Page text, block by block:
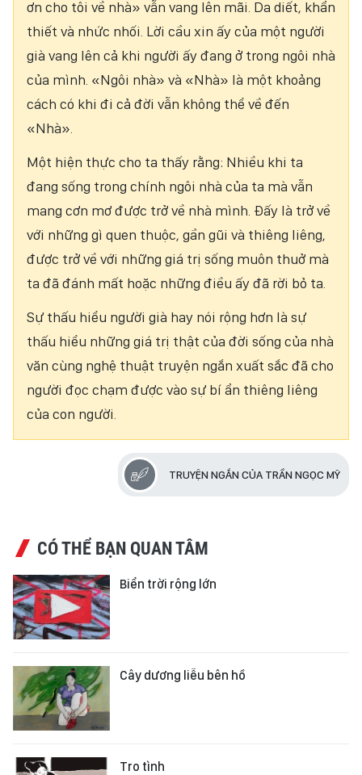
ơn cho tôi về nhà» vẫn vang lên mãi. Da diết, khẩn
thiết và nhức nhối. Lời cầu xin ấy của một người
già vang lên cả khi người ấy đang ở trong ngôi nhà
của mình. «Ngôi nhà» và «Nhà» là một khoảng
cách có khi đi cả đời vẫn không thể về đến
«Nhà».
Một hiện thực cho ta thấy rằng: Nhiều khi ta
đang sống trong chính ngôi nhà của ta mà vẫn
mang cơn mơ được trở về nhà mình. Đấy là trở về
với những gì quen thuộc, gần gũi và thiêng liêng,
được trở về với những giá trị sống muôn thuở mà
ta đã đánh mất hoặc những điều ấy đã rời bỏ ta.
Sự thấu hiểu người già hay nói rộng hơn là sự
thấu hiểu những giá trị thật của đời sống của nhà
văn cùng nghệ thuật truyện ngắn xuất sắc đã cho
người đọc chạm được vào sự bí ẩn thiêng liêng
của con người.
TRUYỆN NGẮN CỦA TRẦN NGỌC MỸ
CÓ THỂ BẠN QUAN TÂM
Biển trời rộng lớn
Cây dương liễu bên hồ
Tro tình